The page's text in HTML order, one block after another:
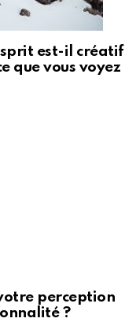
est-il créatif
que vous voyez
perception
?